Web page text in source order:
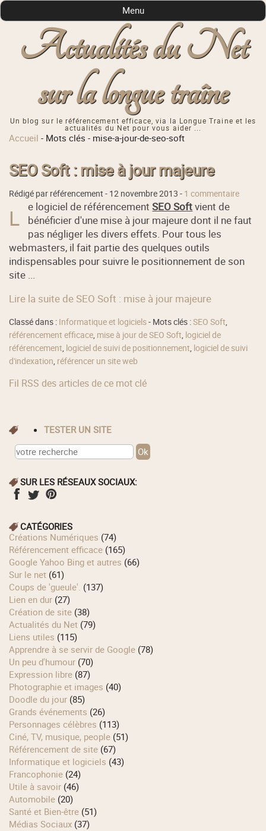
Actualités du Net
sur la longue traîne
Un blog sur le référencement efficace, via la Longue Traine et les
actualités du Net pour vous aider ...
Menu
Accueil - Mots clés - mise-a-jour-de-seo-soft
SEO Soft : mise à jour majeure
Rédigé par référencement - 12 novembre 2013 - 1 commentaire
L e logiciel de référencementSEO Softvient de
bénéficier d'une mise à jour majeure dont il ne faut
pas négliger les divers effets. Pour tous les
webmasters, il fait partie des quelques outils
indispensables pour suivre le positionnement de son
site ...
Lire la suite de SEO Soft : mise à jour majeure
Classé dans : Informatique et logiciels- Mots clés :SEO Soft,
référencement efficace, mise à jour de SEO Soft, logiciel de
référencement, logiciel de suivi de positionnement, logiciel de suivi
d'indexation, référencer un site web
Fil RSS des articles de ce mot clé
TESTER UN SITE
SUR LES RÉSEAUX SOCIAUX:
CATÉGORIES
Créations Numériques (74)
Référencement efficace (165)
Google Yahoo Bing et autres (66)
Sur le net (61)
Coups de 'gueule'. (137)
Lien en dur (27)
Création de site (38)
Actualités du Net (79)
Liens utiles (115)
Apprendre à se servir de Google (78)
Un peu d'humour (70)
Expression libre (87)
Photographie et images (40)
Doodle du jour (85)
Grands événements (26)
Personnages célèbres (113)
Ciné, TV, musique, people (51)
Référencement de site (67)
Informatique et logiciels (43)
Francophonie (24)
Utile à savoir (46)
Automobile (20)
Santé et Bien-être (51)
Médias Sociaux (37)